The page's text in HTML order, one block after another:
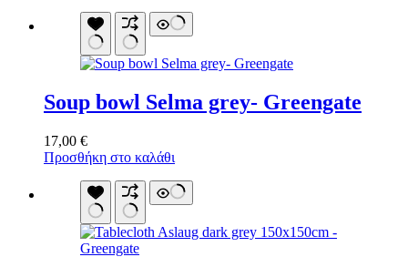
Soup bowl Selma grey- Greengate
17,00 €
Προσθήκη στο καλάθι